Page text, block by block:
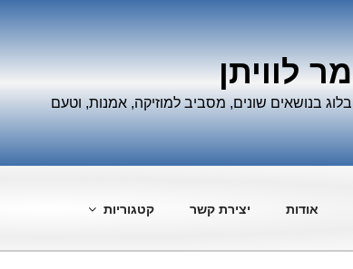
מר לוויתן
בלוג בנושאים שונים, מסביב למוזיקה, אמנות, וטעם
אודות יצירת קשר קטגוריות